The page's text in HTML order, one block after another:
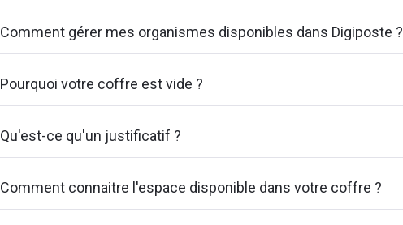
Comment gérer mes organismes disponibles dans Digiposte ?
Pourquoi votre coffre est vide ?
Qu'est-ce qu'un justificatif ?
Comment connaitre l'espace disponible dans votre coffre ?